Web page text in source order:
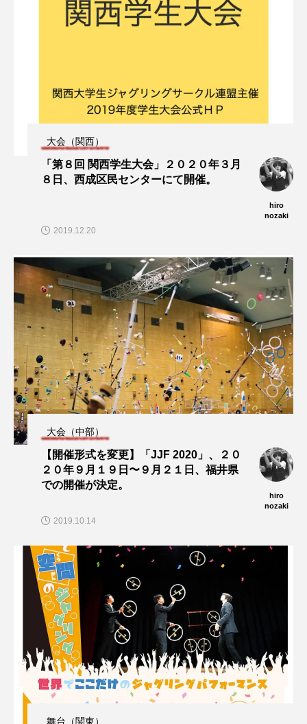
大会（関西）
「第８回 関西学生大会」２０２０年３月
８日、西成区民センターにて開催。
hiro
nozaki
2019.12.20
大会（中部）
【開催形式を変更】「JJF 2020」、２０
２０年９月１９日〜９月２１日、福井県
での開催が決定。
hiro
nozaki
2019.10.14
舞台（関東）